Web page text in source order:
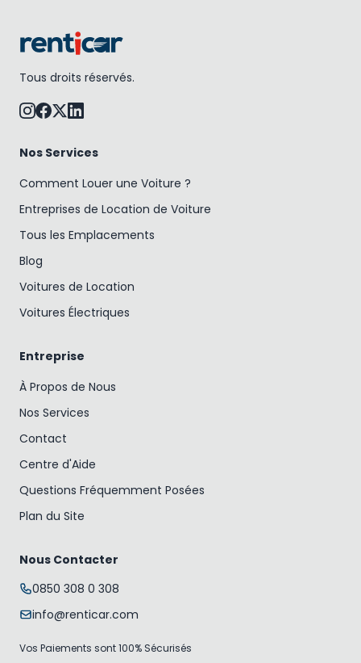
Tous droits réservés.
Nos Services
Comment Louer une Voiture ?
Entreprises de Location de Voiture
Tous les Emplacements
Blog
Voitures de Location
Voitures Électriques
Entreprise
À Propos de Nous
Nos Services
Contact
Centre d'Aide
Questions Fréquemment Posées
Plan du Site
Nous Contacter
0850 308 0 308
info@renticar.com
Vos Paiements sont 100% Sécurisés